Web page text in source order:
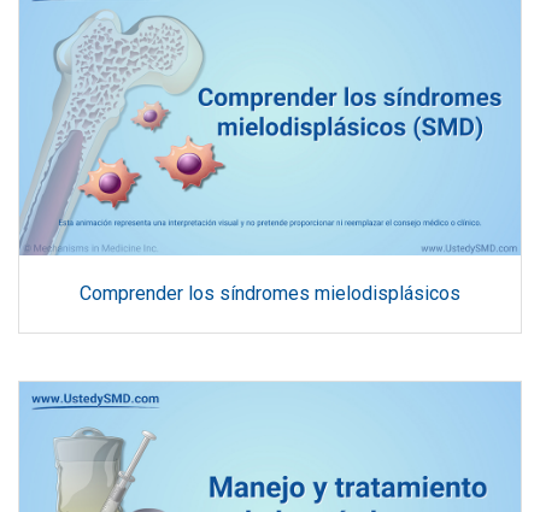
Comprender los síndromes mielodisplásicos